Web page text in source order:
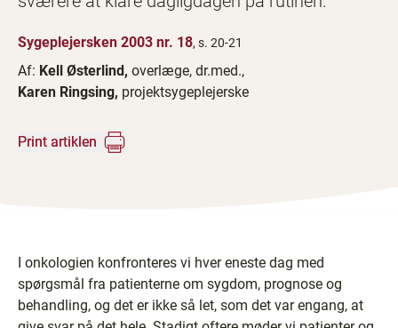
Sygeplejersken 2003 nr. 18, s. 20-21
Af: Kell Østerlind, overlæge, dr.med.,
Karen Ringsing, projektsygeplejerske
Print artiklen
I onkologien konfronteres vi hver eneste dag med
spørgsmål fra patienterne om sygdom, prognose og
behandling, og det er ikke så let, som det var engang, at